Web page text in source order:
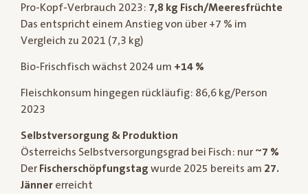
Pro-Kopf-Verbrauch 2023: 7,8 kg Fisch/Meeresfrüchte
Das entspricht einem Anstieg von über +7 % im
Vergleich zu 2021 (7,3 kg)
Bio-Frischfisch wächst 2024 um +14 %
Fleischkonsum hingegen rückläufig: 86,6 kg/Person
2023
Selbstversorgung & Produktion
Österreichs Selbstversorgungsgrad bei Fisch: nur ~7 %
Der Fischerschöpfungstag wurde 2025 bereits am 27.
Jänner erreicht